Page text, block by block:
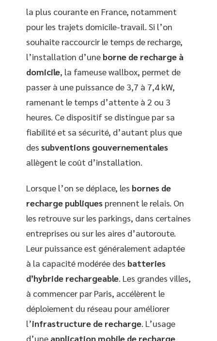
la plus courante en France, notamment
pour les trajets domicile-travail. Si l’on
souhaite raccourcir le temps de recharge,
l’installation d’une borne de recharge à
domicile, la fameuse wallbox, permet de
passer à une puissance de 3,7 à 7,4 kW,
ramenant le temps d’attente à 2 ou 3
heures. Ce dispositif se distingue par sa
fiabilité et sa sécurité, d’autant plus que
des subventions gouvernementales
allègent le coût d’installation.
Lorsque l’on se déplace, les bornes de
recharge publiques prennent le relais. On
les retrouve sur les parkings, dans certaines
entreprises ou sur les aires d’autoroute.
Leur puissance est généralement adaptée
à la capacité modérée des batteries
d’hybride rechargeable. Les grandes villes,
à commencer par Paris, accélèrent le
déploiement du réseau pour améliorer
l’infrastructure de recharge. L’usage
d’une application mobile de recharge